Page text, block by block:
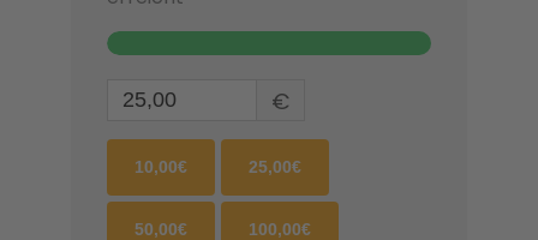
€
10,00€ 25,00€
50,00€ 100,00€